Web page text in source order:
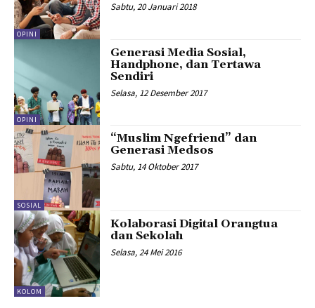
OPINI
Sabtu, 20 Januari 2018
OPINI
Generasi Media Sosial,
Handphone, dan Tertawa
Sendiri
Selasa, 12 Desember 2017
SOSIAL
“Muslim Ngefriend” dan
Generasi Medsos
Sabtu, 14 Oktober 2017
KOLOM
Kolaborasi Digital Orangtua
dan Sekolah
Selasa, 24 Mei 2016